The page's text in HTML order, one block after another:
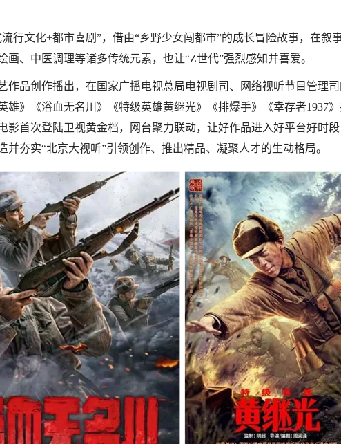
行文化+都市喜剧”，借由“乡野少女闯都市”的成长冒险故事，在叙
、中医调理等诸多传统元素，也让“Z世代”强烈感知并喜爱。
作品创作播出，在国家广播电视总局电视剧司、网络视听节目管理
》《浴血无名川》《特级英雄黄继光》《排爆手》《幸存者1937
首次登陆卫视黄金档，网台聚力联动，让好作品进入好平台好时
夯实“北京大视听”引领创作、推出精品、凝聚人才的生动格局。